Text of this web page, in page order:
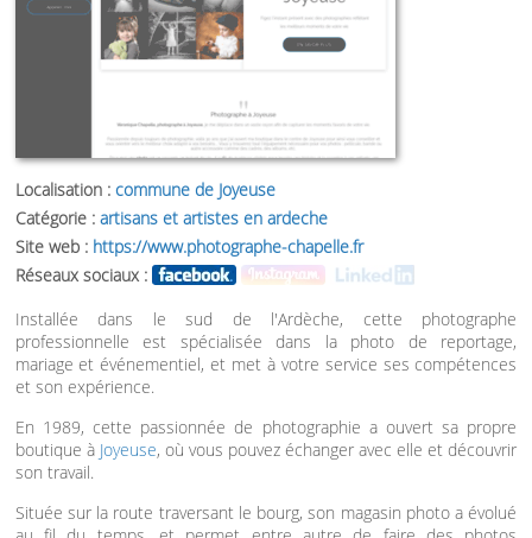
Localisation : commune de Joyeuse
Catégorie : artisans et artistes en ardeche
Site web : https://www.photographe-chapelle.fr
Réseaux sociaux :
Installée dans le sud de l'Ardèche, cette photographe
professionnelle est spécialisée dans la photo de reportage,
mariage et événementiel, et met à votre service ses compétences
et son expérience.
En 1989, cette passionnée de photographie a ouvert sa propre
boutique à Joyeuse, où vous pouvez échanger avec elle et découvrir
son travail.
Située sur la route traversant le bourg, son magasin photo a évolué